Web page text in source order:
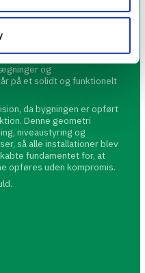
Sejer Pedersen A/S
Arbejdet omfattede
hele området, samt
og
på et solidt og funktionelt
da bygningen er opført
Denne geometri
niveaustyring og
så alle installationer blev
fundamentet for, at
opføres uden kompromis.